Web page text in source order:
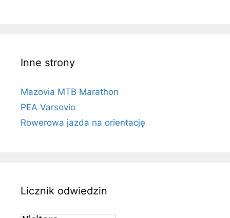
Inne strony
Mazovia MTB Marathon
PEA Varsovio
Rowerowa jazda na orientację
Licznik odwiedzin